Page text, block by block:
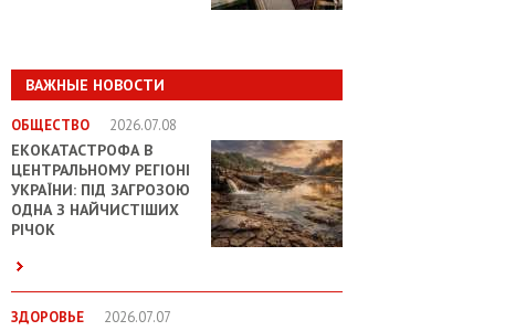
ВАЖНЫЕ НОВОСТИ
ОБЩЕСТВО 2026.07.08
ЕКОКАТАСТРОФА В
ЦЕНТРАЛЬНОМУ РЕГІОНІ
УКРАЇНИ: ПІД ЗАГРОЗОЮ
ОДНА З НАЙЧИСТІШИХ
РІЧОК
ЗДОРОВЬЕ 2026.07.07